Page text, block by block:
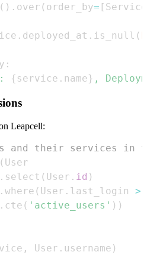
( ) . over ( order_by= [ Service
. deployed_at . is_null (
:
{ service . name} ,
Leapcell:
and their services in
(
. select ( User . id )
. where ( User . last_login >
. cte ( 'active_users' ) )
, User . username )